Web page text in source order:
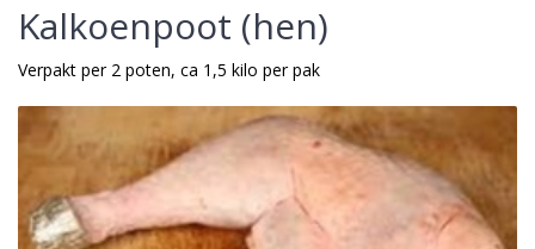
Kalkoenpoot (hen)
Verpakt per 2 poten, ca 1,5 kilo per pak